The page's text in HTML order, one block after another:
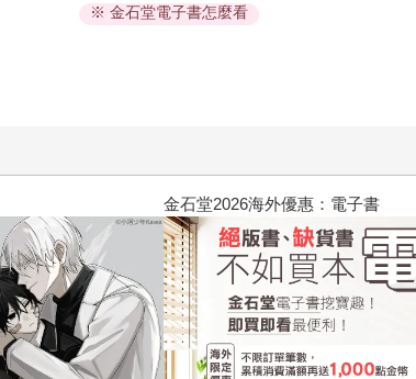
※ 金石堂電子書怎麼看
2026金石堂暑假漫博〈你好，我吃